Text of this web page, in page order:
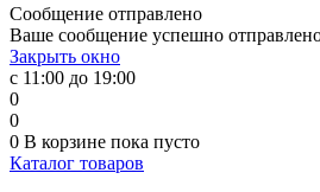
Сообщение отправлено
Ваше сообщение успешно
Закрыть окно
с 11:00 до 19:00
0
0
0 В корзине пока пусто
Каталог товаров